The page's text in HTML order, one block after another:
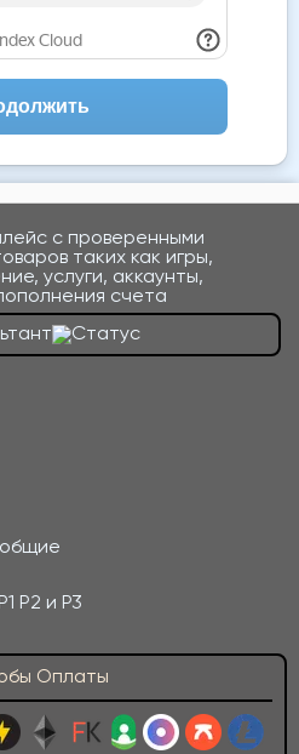
с проверенными
таких как игры,
услуги, аккаунты,
счета
P2 и P3
Оплаты